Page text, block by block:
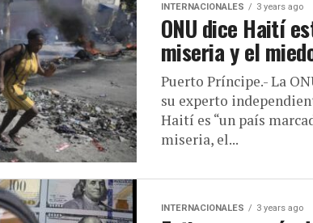
INTERNACIONALES 3 years ago
ONU dice Haití
miseria y el
Puerto Príncipe.- La
su experto
Haití es “un país
miseria, el...
INTERNACIONALES 3 years ago